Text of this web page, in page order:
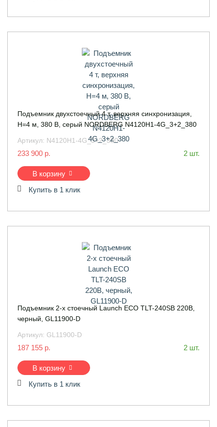
Подъемник двухстоечный 4 т, верхняя синхронизация,
H=4 м, 380 В, серый NORDBERG N4120H1-4G_3+2_380
Артикул: N4120H1-4G_3+2_380
233 900 р. 2 шт.
В корзину
Купить в 1 клик
Подъемник 2-х стоечный Launch ECO TLT-240SB 220B,
черный, GL11900-D
Артикул: GL11900-D
187 155 р. 2 шт.
В корзину
Купить в 1 клик